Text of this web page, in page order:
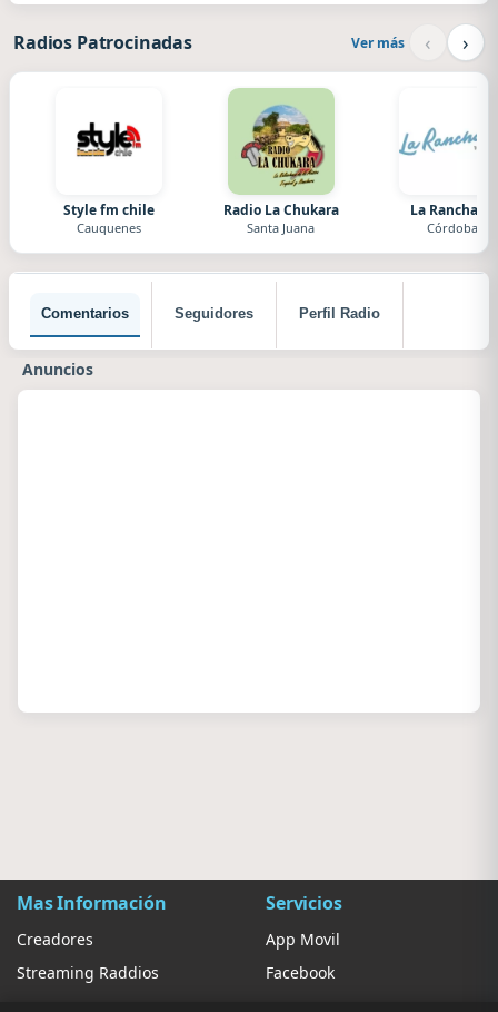
Radios Patrocinadas Ver más ‹ ›
Style fm chile
Cauquenes
Radio La Chukara
Santa Juana
La Ranchada
Córdoba
Comentarios Seguidores Perfil Radio
Anuncios
Mas Información
Creadores
Streaming Raddios
Servicios
App Movil
Facebook